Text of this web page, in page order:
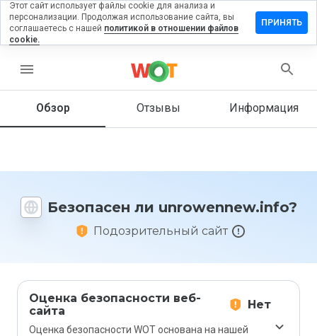
menu
Обзор Отзывы Информация
Безопасен ли unrowennew.info?
Подозрительный сайт
Оценка безопасности веб-
сайта
Нет
Оценка безопасности WOT основана на нашей
на
Как бы
этот
1 до 5?
Этот сайт использует файлы cookie для анализа и
персонализации. Продолжая использование сайта, вы
соглашаетесь с нашей политикой в отношении файлов
cookie.
ПРИНЯТЬ